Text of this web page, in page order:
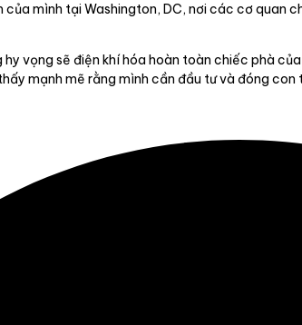
mình tại Washington, DC, nơi các cơ quan
vọng sẽ điện khí hóa hoàn toàn chiếc phà
mạnh mẽ rằng mình cần đầu tư và đóng